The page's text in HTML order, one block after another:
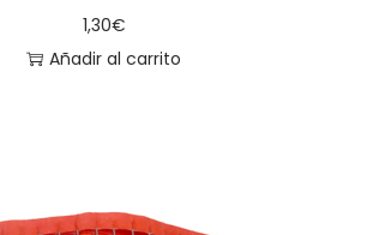
1,30€
Añadir al carrito